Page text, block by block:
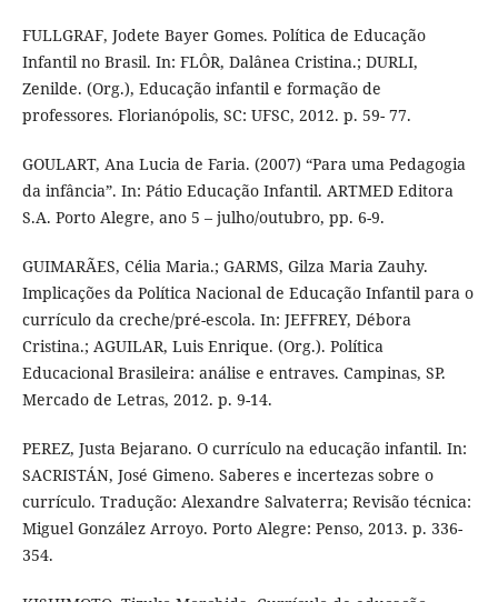
FULLGRAF, Jodete Bayer Gomes. Política de Educação
Infantil no Brasil. In: FLÔR, Dalânea Cristina.; DURLI,
Zenilde. (Org.), Educação infantil e formação de
professores. Florianópolis, SC: UFSC, 2012. p. 59- 77.
GOULART, Ana Lucia de Faria. (2007) “Para uma Pedagogia
da infância”. In: Pátio Educação Infantil. ARTMED Editora
S.A. Porto Alegre, ano 5 – julho/outubro, pp. 6-9.
GUIMARÃES, Célia Maria.; GARMS, Gilza Maria Zauhy.
Implicações da Política Nacional de Educação Infantil para o
currículo da creche/pré-escola. In: JEFFREY, Débora
Cristina.; AGUILAR, Luis Enrique. (Org.). Política
Educacional Brasileira: análise e entraves. Campinas, SP.
Mercado de Letras, 2012. p. 9-14.
PEREZ, Justa Bejarano. O currículo na educação infantil. In:
SACRISTÁN, José Gimeno. Saberes e incertezas sobre o
currículo. Tradução: Alexandre Salvaterra; Revisão técnica:
Miguel González Arroyo. Porto Alegre: Penso, 2013. p. 336-
354.